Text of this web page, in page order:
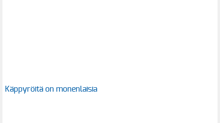
Käppyröitä on monenlaisia